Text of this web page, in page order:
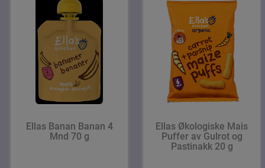
Ellas Banan Banan 4
Mnd 70 g
Ellas Økologiske Mais
Puffer av Gulrot og
Pastinakk 20 g